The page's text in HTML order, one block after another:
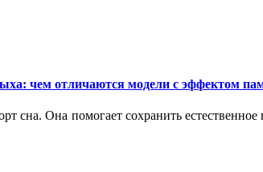
чем отличаются модели с эффектом
сна. Она помогает сохранить